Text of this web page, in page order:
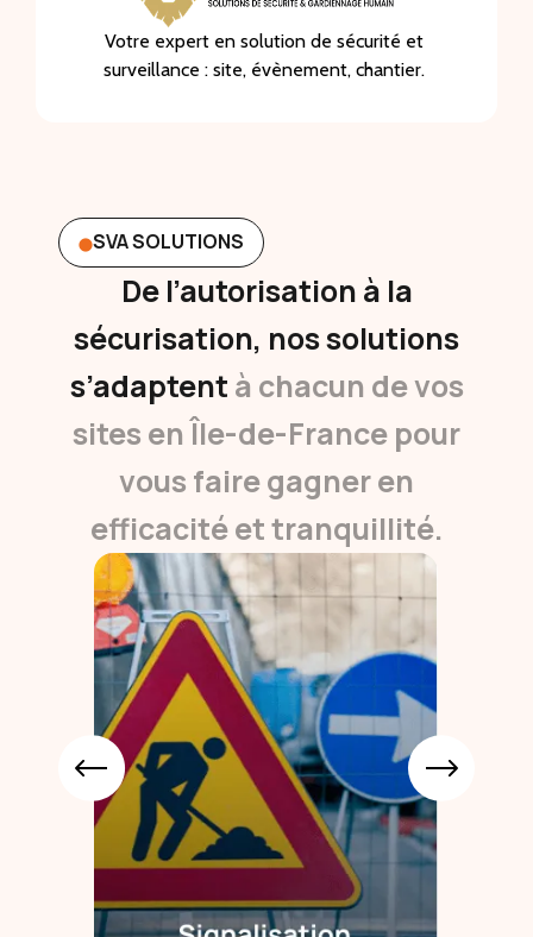
Votre expert en solution de sécurité et
surveillance : site, évènement, chantier.
SVA SOLUTIONS
De l’autorisation à la
sécurisation, nos solutions
s’adaptent à chacun de vos
sites en Île-de-France pour
vous faire gagner en
efficacité et tranquillité.